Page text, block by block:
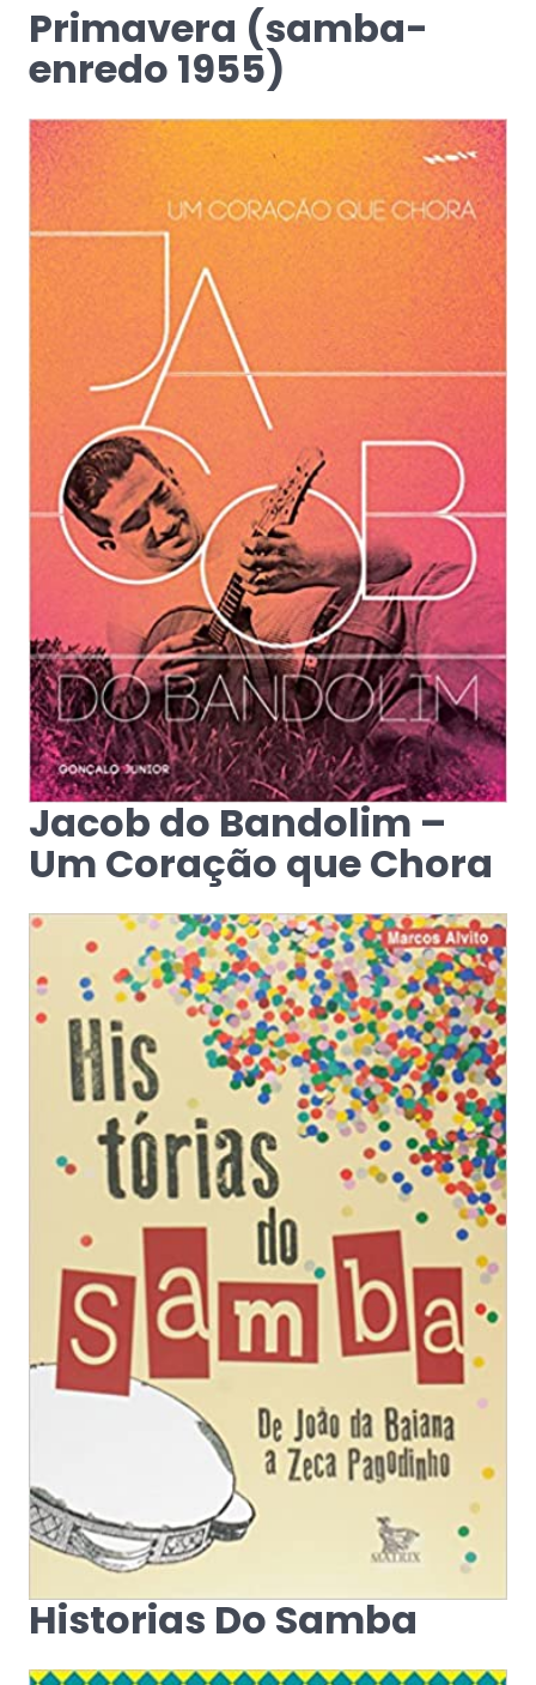
Primavera (samba-
enredo 1955)
Jacob do Bandolim –
Um Coração que Chora
Historias Do Samba